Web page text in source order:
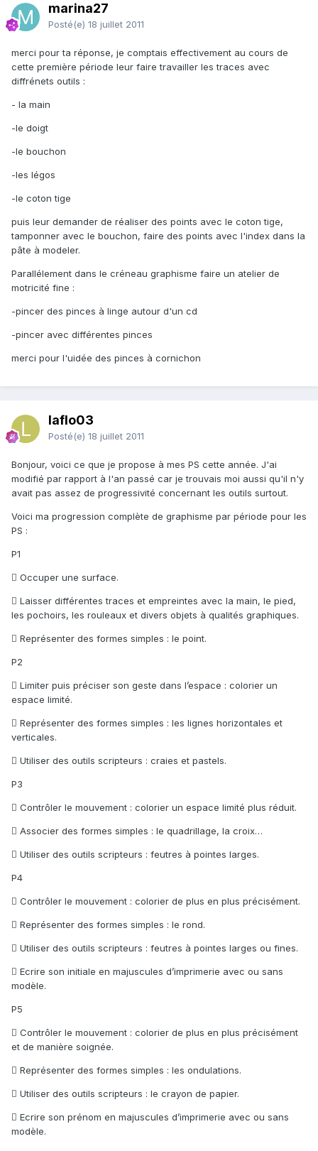
marina27
Posté(e) 18 juillet 2011
merci pour ta réponse, je comptais effectivement au cours de
cette première période leur faire travailler les traces avec
diffrénets outils :
- la main
-le doigt
-le bouchon
-les légos
-le coton tige
puis leur demander de réaliser des points avec le coton tige,
tamponner avec le bouchon, faire des points avec l'index dans la
pâte à modeler.
Parallélement dans le créneau graphisme faire un atelier de
motricité fine :
-pincer des pinces à linge autour d'un cd
-pincer avec différentes pinces
merci pour l'uidée des pinces à cornichon
laflo03
Posté(e) 18 juillet 2011
Bonjour, voici ce que je propose à mes PS cette année. J'ai
modifié par rapport à l'an passé car je trouvais moi aussi qu'il n'y
avait pas assez de progressivité concernant les outils surtout.
Voici ma progression complète de graphisme par période pour les
PS :
P1
 Occuper une surface.
 Laisser différentes traces et empreintes avec la main, le pied,
les pochoirs, les rouleaux et divers objets à qualités graphiques.
 Représenter des formes simples : le point.
P2
 Limiter puis préciser son geste dans l’espace : colorier un
espace limité.
 Représenter des formes simples : les lignes horizontales et
verticales.
 Utiliser des outils scripteurs : craies et pastels.
P3
 Contrôler le mouvement : colorier un espace limité plus réduit.
 Associer des formes simples : le quadrillage, la croix…
 Utiliser des outils scripteurs : feutres à pointes larges.
P4
 Contrôler le mouvement : colorier de plus en plus précisément.
 Représenter des formes simples : le rond.
 Utiliser des outils scripteurs : feutres à pointes larges ou fines.
 Ecrire son initiale en majuscules d’imprimerie avec ou sans
modèle.
P5
 Contrôler le mouvement : colorier de plus en plus précisément
et de manière soignée.
 Représenter des formes simples : les ondulations.
 Utiliser des outils scripteurs : le crayon de papier.
 Ecrire son prénom en majuscules d’imprimerie avec ou sans
modèle.